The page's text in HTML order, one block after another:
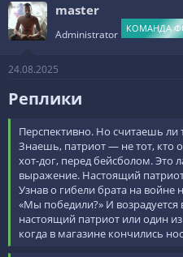
master
Administrator КОМАНДА
24.08.2025
Реплики​
Перспективно. Но считаешь ли
Знаешь, патриот — не тот, кто
хот-дог, перед бейсболом. Это
выражение. Настоящий
Узнав о гибели брата на войне
«Мы победили?» И
настоящий патриот или один
когда в магазине кончились